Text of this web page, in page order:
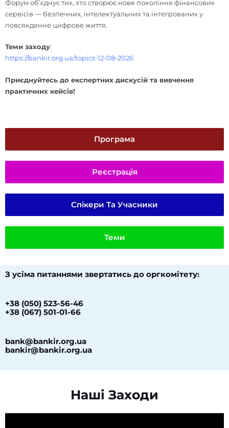
Форум об’єднує тих, хто створює нове покоління фінансових
сервісів — безпечних, інтелектуальних та інтегрованих у
повсякденне цифрове життя.
Теми заходу:
https://bankir.org.ua/topics-12-08-2026
Приєднуйтесь до експертних дискусій та вивчення
практичних кейсів!
Програма
Реєстрація
Спікери Та Учасники
Теми
З усіма питаннями звертатись до оргкомітету:​
+38 (050) 523-56-46
+38 (067) 501-01-66
bank@bankir.org.ua
bankir@bankir.org.ua
Наші Заходи​